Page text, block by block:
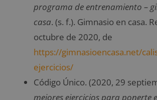
programa de entrenamiento –
casa. (s. f.). Gimnasio en casa.
octubre de 2020, de
https://gimnasioencasa.net/
ejercicios/
Código Único. (2020, 29
mejores ejercicios para ponerte